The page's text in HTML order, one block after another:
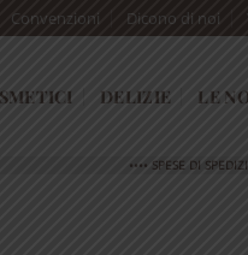
Convenzioni Dicono di noi
DELIZIE LE
•••• SPESE DI